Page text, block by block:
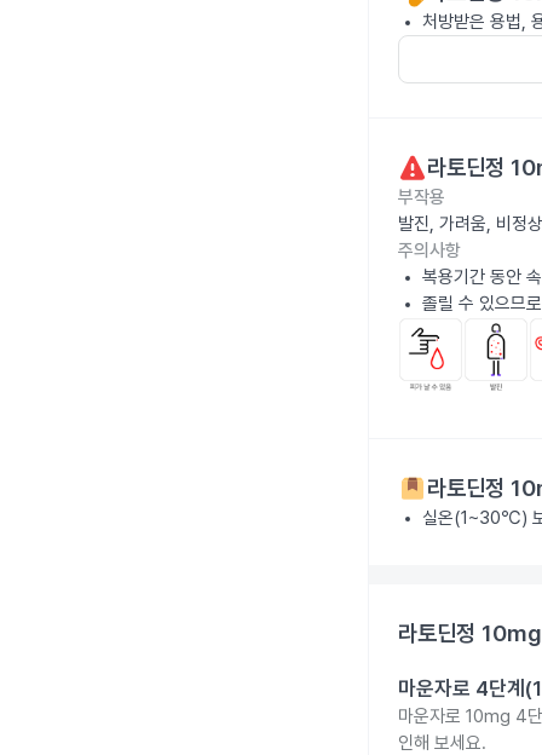
처방받은 용법,
라토딘정
부작용
발진, 가려움, 비정
주의사항
복용기간 동안
졸릴 수 있으므
라토딘정
실온(1~30℃)
라토딘정 10mg
마운자로 4단계
마운자로 10mg 4
인해 보세요.